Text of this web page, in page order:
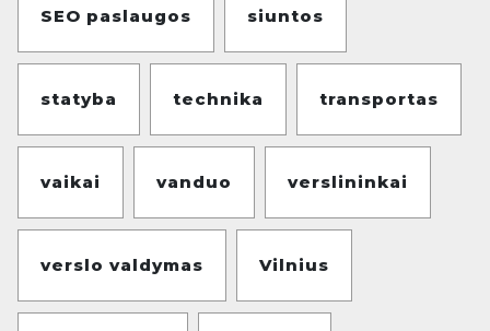
SEO paslaugos siuntos
statyba technika transportas
vaikai vanduo verslininkai
verslo valdymas Vilnius